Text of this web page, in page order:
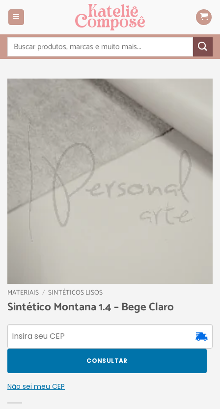
MATERIAIS / SINTÉTICOS LISOS
Sintético Montana 1.4 – Bege Claro
CONSULTAR
Não sei meu CEP